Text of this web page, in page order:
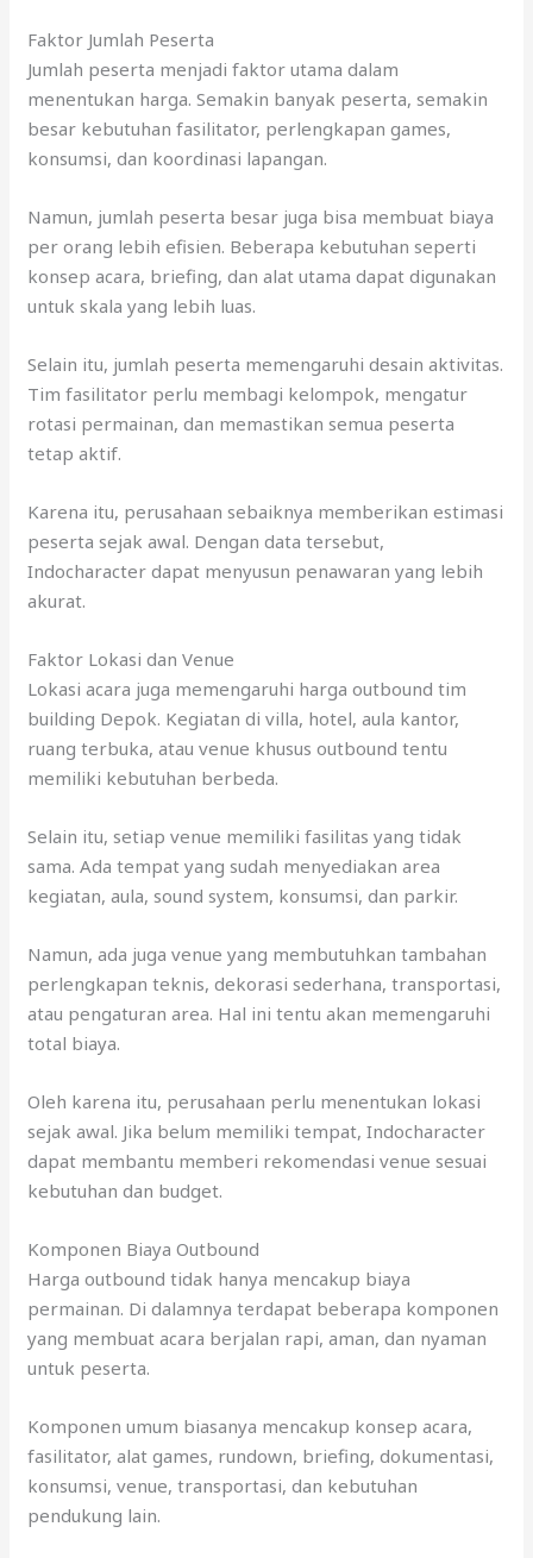
Faktor Jumlah Peserta
Jumlah peserta menjadi faktor utama dalam
menentukan harga. Semakin banyak peserta, semakin
besar kebutuhan fasilitator, perlengkapan games,
konsumsi, dan koordinasi lapangan.
Namun, jumlah peserta besar juga bisa membuat biaya
per orang lebih efisien. Beberapa kebutuhan seperti
konsep acara, briefing, dan alat utama dapat digunakan
untuk skala yang lebih luas.
Selain itu, jumlah peserta memengaruhi desain aktivitas.
Tim fasilitator perlu membagi kelompok, mengatur
rotasi permainan, dan memastikan semua peserta
tetap aktif.
Karena itu, perusahaan sebaiknya memberikan estimasi
peserta sejak awal. Dengan data tersebut,
Indocharacter dapat menyusun penawaran yang lebih
akurat.
Faktor Lokasi dan Venue
Lokasi acara juga memengaruhi harga outbound tim
building Depok. Kegiatan di villa, hotel, aula kantor,
ruang terbuka, atau venue khusus outbound tentu
memiliki kebutuhan berbeda.
Selain itu, setiap venue memiliki fasilitas yang tidak
sama. Ada tempat yang sudah menyediakan area
kegiatan, aula, sound system, konsumsi, dan parkir.
Namun, ada juga venue yang membutuhkan tambahan
perlengkapan teknis, dekorasi sederhana, transportasi,
atau pengaturan area. Hal ini tentu akan memengaruhi
total biaya.
Oleh karena itu, perusahaan perlu menentukan lokasi
sejak awal. Jika belum memiliki tempat, Indocharacter
dapat membantu memberi rekomendasi venue sesuai
kebutuhan dan budget.
Komponen Biaya Outbound
Harga outbound tidak hanya mencakup biaya
permainan. Di dalamnya terdapat beberapa komponen
yang membuat acara berjalan rapi, aman, dan nyaman
untuk peserta.
Komponen umum biasanya mencakup konsep acara,
fasilitator, alat games, rundown, briefing, dokumentasi,
konsumsi, venue, transportasi, dan kebutuhan
pendukung lain.